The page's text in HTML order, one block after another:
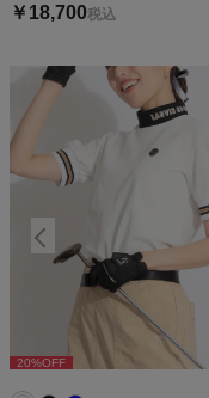
￥ 18,700税込
20%OFF